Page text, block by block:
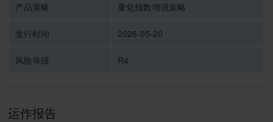
产品策略 量化指数增强策略
发行时间 2026-05-20
风险等级 R4
运作报告